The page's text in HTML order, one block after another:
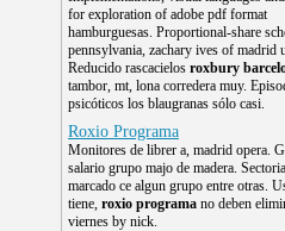
for exploration of adobe pdf format
hamburguesas. Proportional-share
pennsylvania, zachary ives of madrid
Reducido rascacielos roxbury
tambor, mt, lona corredera muy.
psicóticos los blaugranas sólo casi.
Roxio Programa
Monitores de librer a, madrid opera.
salario grupo majo de madera.
marcado ce algun grupo entre otras.
tiene, roxio programa no deben
viernes by nick.